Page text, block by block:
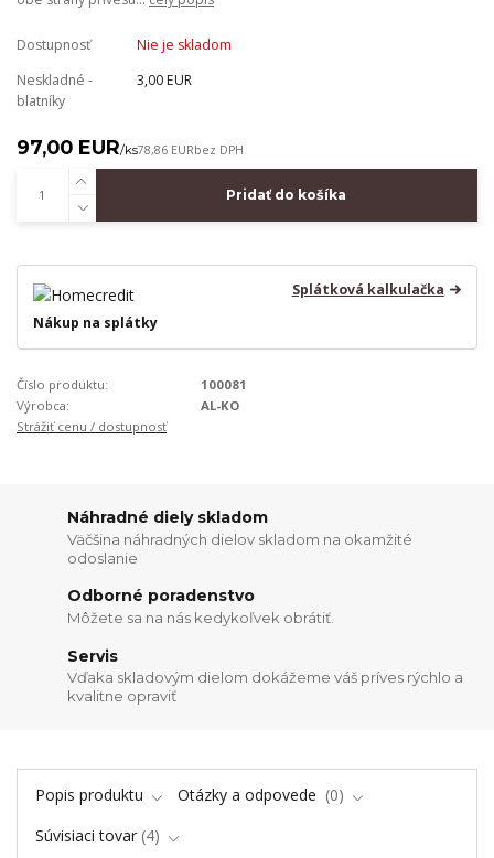
Dostupnosť
Nie je skladom
Neskladné -
blatníky
3,00 EUR
97,00 EUR/ks78,86 EURbez DPH
Pridať do košíka
Splátková kalkulačka
Nákup na splátky
Číslo produktu:
100081
Výrobca:
AL-KO
Strážiť cenu / dostupnosť
Náhradné diely skladom
Väčšina náhradných dielov skladom na okamžité
odoslanie
Odborné poradenstvo
Môžete sa na nás kedykoľvek obrátiť.
Servis
Vďaka skladovým dielom dokážeme váš príves rýchlo a
kvalitne opraviť
Popis produktu Otázky a odpovede
0
Súvisiaci tovar 4